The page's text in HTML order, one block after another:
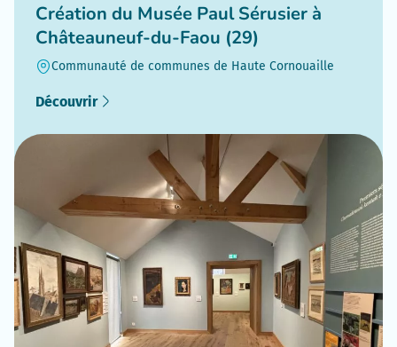
Création du Musée Paul Sérusier à
Châteauneuf-du-Faou (29)
Communauté de communes de Haute Cornouaille
Découvrir